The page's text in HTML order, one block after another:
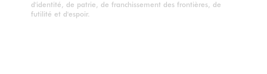
d'identité, de patrie, de franchissement des frontières, de
futilité et d'espoir.